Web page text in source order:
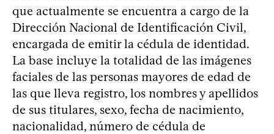
que actualmente se encuentra a cargo de la
Dirección Nacional de Identificación Civil,
encargada de emitir la cédula de identidad.
La base incluye la totalidad de las imágenes
faciales de las personas mayores de edad de
las que lleva registro, los nombres y apellidos
de sus titulares, sexo, fecha de nacimiento,
nacionalidad, número de cédula de